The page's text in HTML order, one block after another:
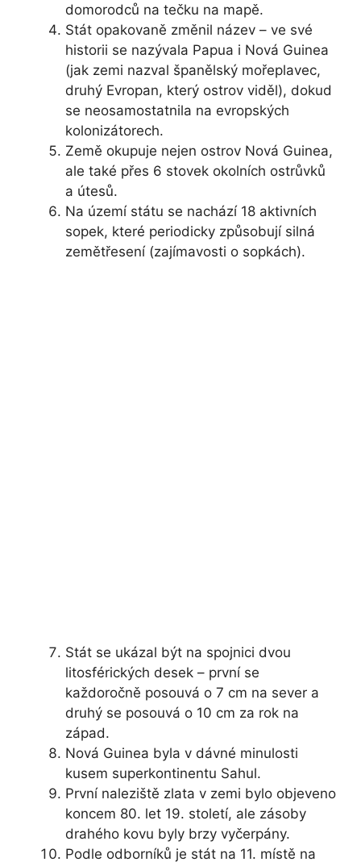
domorodců na tečku na mapě.
Stát opakovaně změnil název – ve své
historii se nazývala Papua i Nová Guinea
(jak zemi nazval španělský mořeplavec,
druhý Evropan, který ostrov viděl), dokud
se neosamostatnila na evropských
kolonizátorech.
Země okupuje nejen ostrov Nová Guinea,
ale také přes 6 stovek okolních ostrůvků
a útesů.
Na území státu se nachází 18 aktivních
sopek, které periodicky způsobují silná
zemětřesení (zajímavosti o sopkách).
Stát se ukázal být na spojnici dvou
litosférických desek – první se
každoročně posouvá o 7 cm na sever a
druhý se posouvá o 10 cm za rok na
západ.
Nová Guinea byla v dávné minulosti
kusem superkontinentu Sahul.
První naleziště zlata v zemi bylo objeveno
koncem 80. let 19. století, ale zásoby
drahého kovu byly brzy vyčerpány.
Podle odborníků je stát na 11. místě na